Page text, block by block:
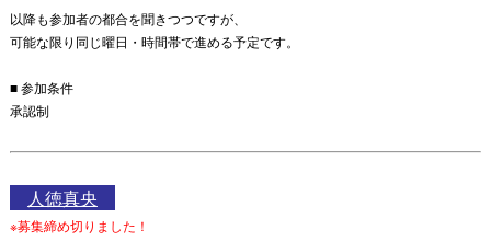
以降も参加者の都合を聞きつつですが、
可能な限り同じ曜日・時間帯で進める予定です。
■ 参加条件
承認制
人徳真央
※募集締め切りました！